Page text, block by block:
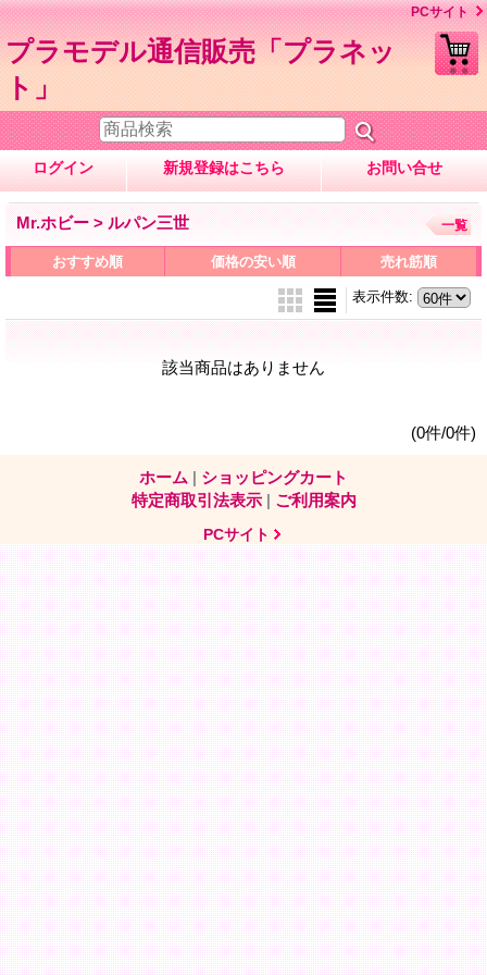
PCサイト
プラモデル通信販売「プラネッ
ト」
ログイン 新規登録はこちら お問い合せ
Mr.ホビー > ルパン三世 一覧
おすすめ順 価格の安い順 売れ筋順
表示件数:
該当商品はありません
(0件/0件)
ホーム | ショッピングカート
特定商取引法表示 | ご利用案内
PCサイト